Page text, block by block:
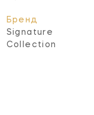
Бренд
Signature
Collection